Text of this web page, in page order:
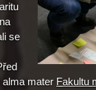
se
mater Fakultu